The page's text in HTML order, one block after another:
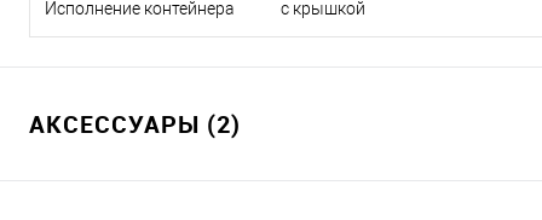
Исполнение контейнера с крышкой
АКСЕССУАРЫ (2)